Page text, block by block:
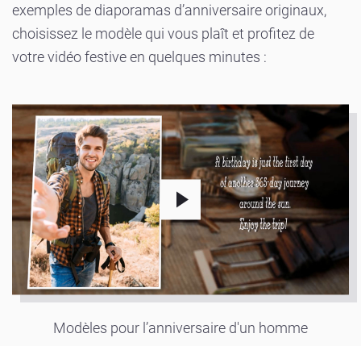
exemples de diaporamas d’anniversaire originaux,
choisissez le modèle qui vous plaît et profitez de
votre vidéo festive en quelques minutes :
Modèles pour l’anniversaire d'un homme